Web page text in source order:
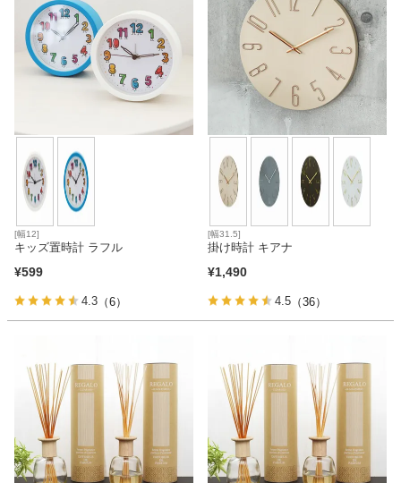
[幅12]
キッズ置時計 ラフル
¥599
4.3 （6）
[幅31.5]
掛け時計 キアナ
¥1,490
4.5 （36）